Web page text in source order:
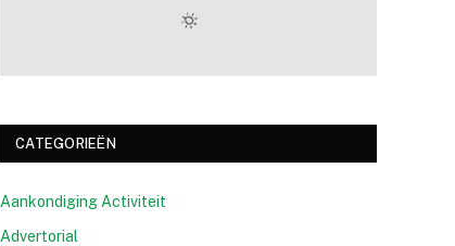
CATEGORIEËN
Aankondiging Activiteit
Advertorial